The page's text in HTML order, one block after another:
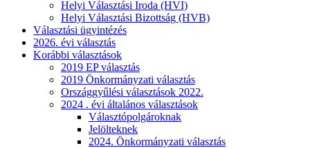
Helyi Választási Iroda (HVI)
Helyi Választási Bizottság (HVB)
Választási ügyintézés
2026. évi választás
Korábbi választások
2019 EP választás
2019 Önkormányzati választás
Országgyűlési választások 2022.
2024 . évi általános választások
Választópolgároknak
Jelölteknek
2024. Önkormányzati választás